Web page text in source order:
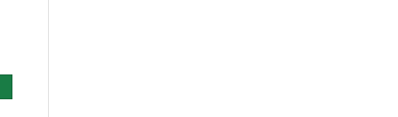
Warenkorb